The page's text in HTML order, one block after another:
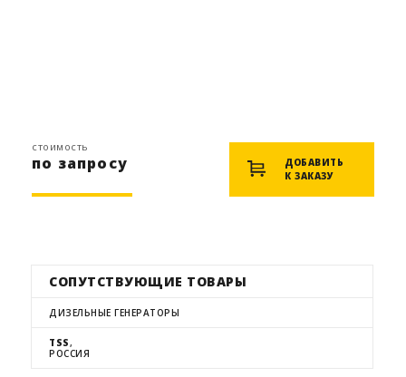
стоимость
по запросу
ДОБАВИТЬ
К ЗАКАЗУ
СОПУТСТВУЮЩИЕ ТОВАРЫ
ДИЗЕЛЬНЫЕ ГЕНЕРАТОРЫ
TSS,
РОССИЯ